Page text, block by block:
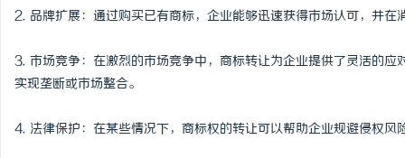
2. 品牌扩展：通过购买已有商标，企业能够迅速获得市场认可，并
3. 市场竞争：在激烈的市场竞争中，商标转让为企业提供了灵活的
实现垄断或市场整合。
4. 法律保护：在某些情况下，商标权的转让可以帮助企业规避侵权风